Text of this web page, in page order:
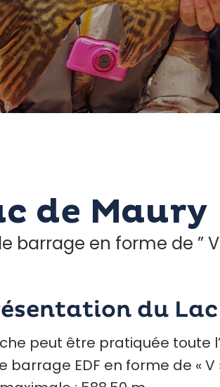
de Maury
barrage en forme de ”
du
peut être pratiquée toute
barrage EDF en forme de «